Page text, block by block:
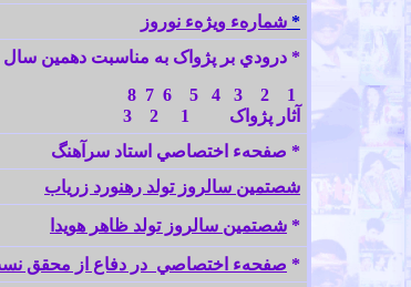
* شمارهء ويژهء نوروز
* درودي بر پژواک به مناسبت دهمين سال
1
2
3
4
6
7
8
آثار پژواک
1
3
* صفحهء اختصاصي استاد سرآهنگ
شصتمين سالروز تولد رهنورد زرياب
* شصتمين سالروز تولد ظاهر هويدا
* صفحهء اختصاصي در دفاع از محقق